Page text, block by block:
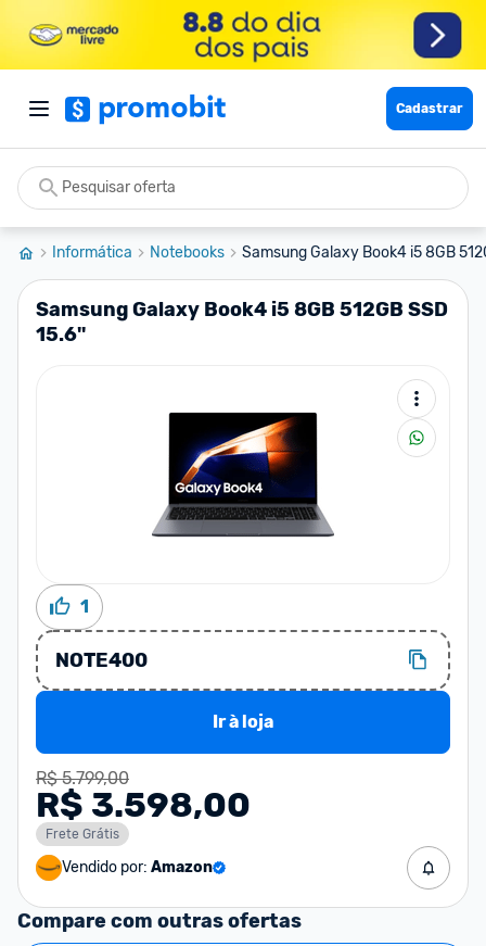
Cadastrar
Informática Notebooks Samsung Galaxy Book4 i5 8GB
Samsung Galaxy Book4 i5 8GB 512GB SSD
15.6''
1
NOTE400
Ir à loja
R$ 5.799,00
R$ 3.598,00
Frete Grátis
Vendido por: Amazon
Compare com outras ofertas